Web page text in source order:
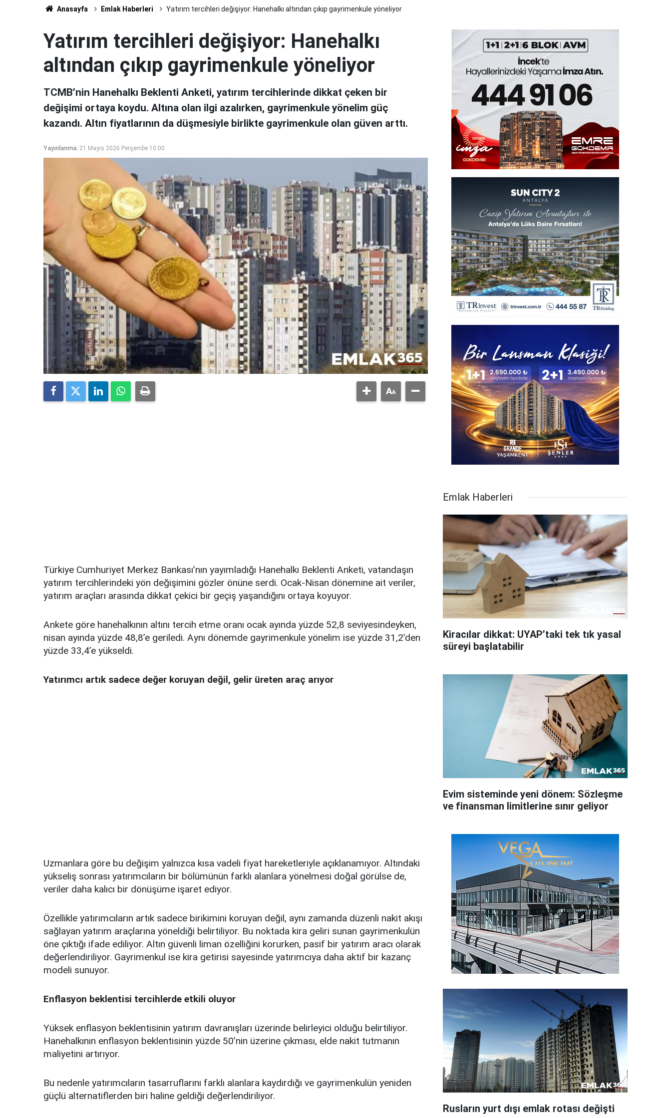
Anasayfa Emlak Haberleri Yatırım tercihleri değişiyor: Hanehalkı altından çıkıp gayrimenkule yöneliyor
Yatırım tercihleri değişiyor: Hanehalkı
altından çıkıp gayrimenkule yöneliyor
TCMB’nin Hanehalkı Beklenti Anketi, yatırım tercihlerinde dikkat çeken bir
değişimi ortaya koydu. Altına olan ilgi azalırken, gayrimenkule yönelim güç
kazandı. Altın fiyatlarının da düşmesiyle birlikte gayrimenkule olan güven arttı.
Yayınlanma: 21 Mayıs 2026 Perşembe 10:00
Türkiye Cumhuriyet Merkez Bankası’nın yayımladığı Hanehalkı Beklenti Anketi, vatandaşın
yatırım tercihlerindeki yön değişimini gözler önüne serdi. Ocak-Nisan dönemine ait veriler,
yatırım araçları arasında dikkat çekici bir geçiş yaşandığını ortaya koyuyor.
Ankete göre hanehalkının altını tercih etme oranı ocak ayında yüzde 52,8 seviyesindeyken,
nisan ayında yüzde 48,8’e geriledi. Aynı dönemde gayrimenkule yönelim ise yüzde 31,2’den
yüzde 33,4’e yükseldi.
Yatırımcı artık sadece değer koruyan değil, gelir üreten araç arıyor
Uzmanlara göre bu değişim yalnızca kısa vadeli fiyat hareketleriyle açıklanamıyor. Altındaki
yükseliş sonrası yatırımcıların bir bölümünün farklı alanlara yönelmesi doğal görülse de,
veriler daha kalıcı bir dönüşüme işaret ediyor.
Özellikle yatırımcıların artık sadece birikimini koruyan değil, aynı zamanda düzenli nakit akışı
sağlayan yatırım araçlarına yöneldiği belirtiliyor. Bu noktada kira geliri sunan gayrimenkulün
öne çıktığı ifade ediliyor. Altın güvenli liman özelliğini korurken, pasif bir yatırım aracı olarak
değerlendiriliyor. Gayrimenkul ise kira getirisi sayesinde yatırımcıya daha aktif bir kazanç
modeli sunuyor.
Enflasyon beklentisi tercihlerde etkili oluyor
Yüksek enflasyon beklentisinin yatırım davranışları üzerinde belirleyici olduğu belirtiliyor.
Hanehalkının enflasyon beklentisinin yüzde 50’nin üzerine çıkması, elde nakit tutmanın
maliyetini artırıyor.
Bu nedenle yatırımcıların tasarruflarını farklı alanlara kaydırdığı ve gayrimenkulün yeniden
güçlü alternatiflerden biri haline geldiği değerlendiriliyor.
Emlak Haberleri
Kiracılar dikkat: UYAP’taki tek tık yasal
süreyi başlatabilir
Evim sisteminde yeni dönem: Sözleşme
ve finansman limitlerine sınır geliyor
Rusların yurt dışı emlak rotası değişti